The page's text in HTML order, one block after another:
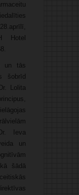
Hotel
un tās
šobrīd
Lolita
Ieva
un
šādā